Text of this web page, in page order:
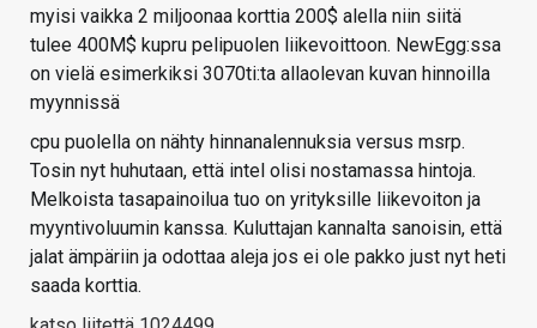
myisi vaikka 2 miljoonaa korttia 200$ alella niin siitä
tulee 400M$ kupru pelipuolen liikevoittoon. NewEgg:ssa
on vielä esimerkiksi 3070ti:ta allaolevan kuvan hinnoilla
myynnissä
cpu puolella on nähty hinnanalennuksia versus msrp.
Tosin nyt huhutaan, että intel olisi nostamassa hintoja.
Melkoista tasapainoilua tuo on yrityksille liikevoiton ja
myyntivoluumin kanssa. Kuluttajan kannalta sanoisin, että
jalat ämpäriin ja odottaa aleja jos ei ole pakko just nyt heti
saada korttia.